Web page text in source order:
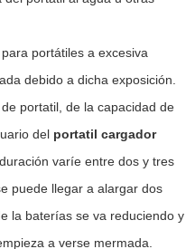
portátiles a excesiva
debido a dicha exposición.
portatil, de la capacidad de
del portatil cargador
varíe entre dos y tres
puede llegar a alargar dos
la baterías se va reduciendo y
a verse mermada.